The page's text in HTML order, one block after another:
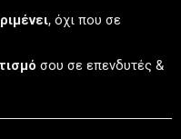
, όχι που σε
σου σε επενδυτές &